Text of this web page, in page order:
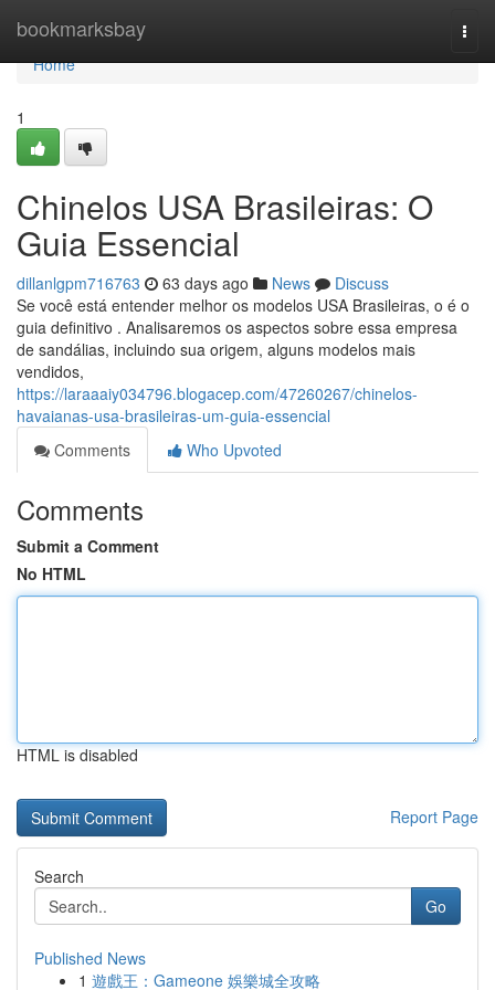
bookmarksbay
Home
Home
1
Chinelos USA Brasileiras: O
Guia Essencial
dillanlgpm716763 63 days ago News
Discuss
Se você está entender melhor os modelos USA Brasileiras, o é o
guia definitivo . Analisaremos os aspectos sobre essa empresa
de sandálias, incluindo sua origem, alguns modelos mais
vendidos,
https://laraaaiy034796.blogacep.com/47260267/chinelos-
havaianas-usa-brasileiras-um-guia-essencial
Comments
Who Upvoted
Comments
Submit a Comment
No HTML
HTML is disabled
Report Page
Search
Go
Published News
1 遊戲王：Gameone 娛樂城全攻略